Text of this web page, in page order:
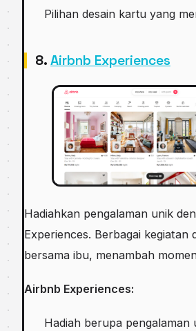
Pilihan desain kartu yang
8. Airbnb Experiences
Hadiahkan pengalaman unik
Experiences. Berbagai kegiatan
bersama ibu, menambah
Airbnb Experiences:
Hadiah berupa pengalaman